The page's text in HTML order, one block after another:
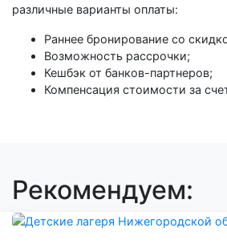
различные варианты оплаты:
Раннее бронирование со
Возможность рассрочки;
Кешбэк от банков-партнеров;
Компенсация стоимости за
Рекомендуем: